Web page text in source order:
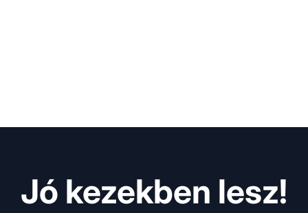
Jó kezekben lesz!